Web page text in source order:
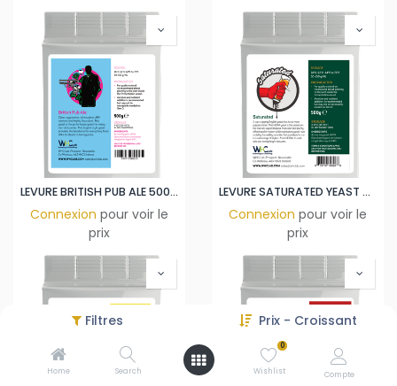
Filtres Prix - Croissant
Home Search
0
Wishlist Compte
LEVURE BRITISH PUB ALE 500GR
Connexion pour voir le
prix
LEVURE SATURATED YEAST 500GR
Connexion pour voir le
prix